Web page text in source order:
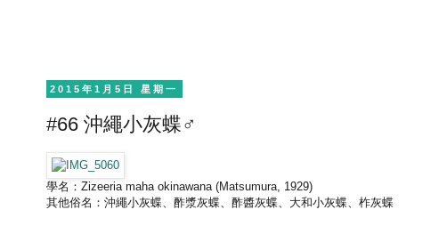
2015年1月5日 星期一
#66 沖繩小灰蝶♂
學名：Zizeeria maha okinawana (Matsumura, 1929)
其他俗名：沖繩小灰蝶、酢漿灰蝶、酢醬灰蝶、大和小灰蝶、柞灰蝶